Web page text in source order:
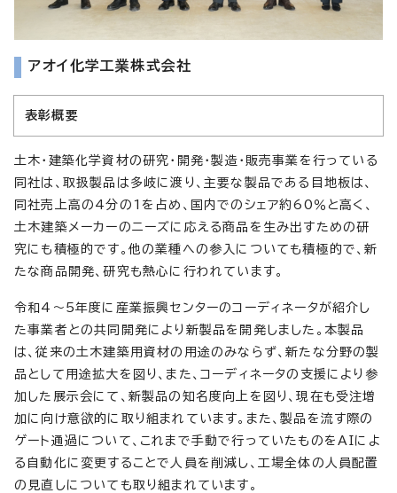
アオイ化学工業株式会社
表彰概要
土木・建築化学資材の研究・開発・製造・販売事業を行っている
同社は、取扱製品は多岐に渡り、主要な製品である目地板は、
同社売上高の4分の1を占め、国内でのシェア約60％と高く、
土木建築メーカーのニーズに応える商品を生み出すための研
究にも積極的です。他の業種への参入についても積極的で、新
たな商品開発、研究も熱心に行われています。
令和4～5年度に産業振興センターのコーディネータが紹介し
た事業者との共同開発により新製品を開発しました。本製品
は、従来の土木建築用資材の用途のみならず、新たな分野の製
品として用途拡大を図り、また、コーディネータの支援により参
加した展示会にて、新製品の知名度向上を図り、現在も受注増
加に向け意欲的に取り組まれています。また、製品を流す際の
ゲート通過について、これまで手動で行っていたものをAIによ
る自動化に変更することで人員を削減し、工場全体の人員配置
の見直しについても取り組まれています。